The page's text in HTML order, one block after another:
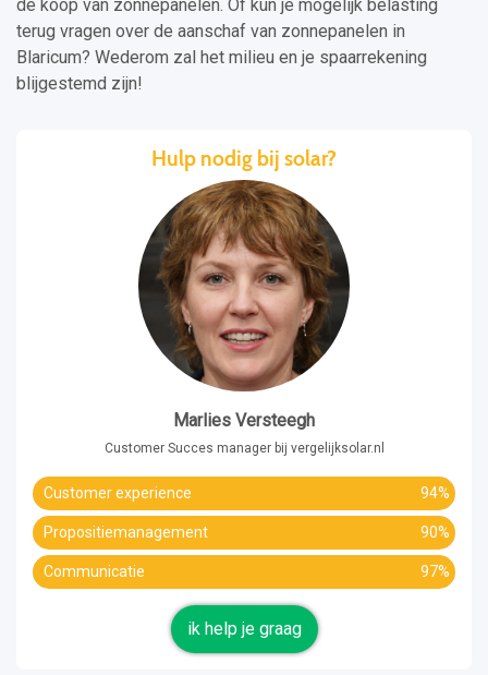
de koop van zonnepanelen. Of kun je mogelijk belasting
terug vragen over de aanschaf van zonnepanelen in
Blaricum? Wederom zal het milieu en je spaarrekening
blijgestemd zijn!
Hulp nodig bij solar?
Marlies Versteegh
Customer Succes manager bij vergelijksolar.nl
Customer experience 94%
Propositiemanagement 90%
Communicatie 97%
ik help je graag